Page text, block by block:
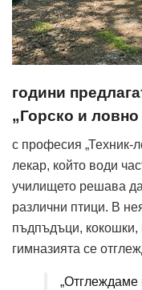
години
„Горско и ловно
с професия „Техник-
лекар, който води
училището решава
различни птици. В
пъдпъдъци, кокошки,
гимназията се
„Отглеждаме